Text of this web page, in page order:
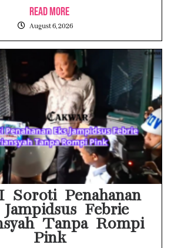
Read More
August 6, 2026
Soroti Penahanan
Febrie
Tanpa Rompi
Pink